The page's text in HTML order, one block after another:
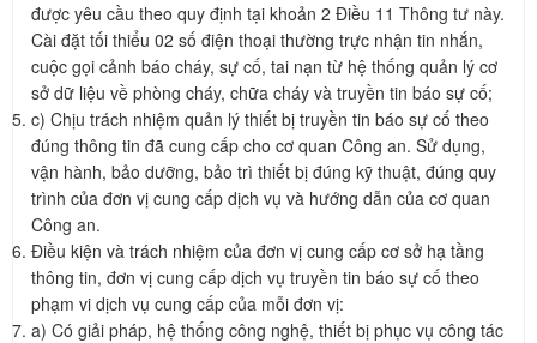
được yêu cầu theo quy định tại khoản 2 Điều 11 Thông tư này.
Cài đặt tối thiểu 02 số điện thoại thường trực nhận tin nhắn,
cuộc gọi cảnh báo cháy, sự cố, tai nạn từ hệ thống quản lý cơ
sở dữ liệu về phòng cháy, chữa cháy và truyền tin báo sự cố;
c) Chịu trách nhiệm quản lý thiết bị truyền tin báo sự cố theo
đúng thông tin đã cung cấp cho cơ quan Công an. Sử dụng,
vận hành, bảo dưỡng, bảo trì thiết bị đúng kỹ thuật, đúng quy
trình của đơn vị cung cấp dịch vụ và hướng dẫn của cơ quan
Công an.
Điều kiện và trách nhiệm của đơn vị cung cấp cơ sở hạ tầng
thông tin, đơn vị cung cấp dịch vụ truyền tin báo sự cố theo
phạm vi dịch vụ cung cấp của mỗi đơn vị:
a) Có giải pháp, hệ thống công nghệ, thiết bị phục vụ công tác